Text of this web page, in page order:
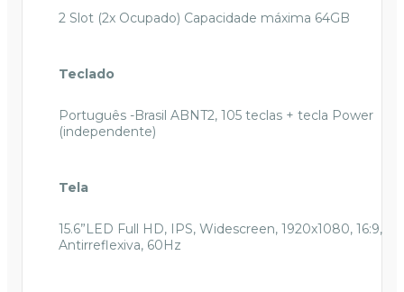
2 Slot (2x Ocupado) Capacidade máxima 64GB
Teclado
Português -Brasil ABNT2, 105 teclas + tecla Power
(independente)
Tela
15.6”LED Full HD, IPS, Widescreen, 1920x1080, 16:9,
Antirreflexiva, 60Hz